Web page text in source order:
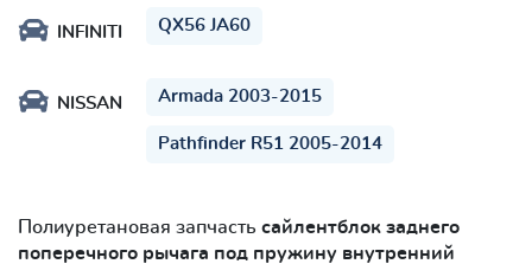
INFINITI QX56 JA60
NISSAN Armada 2003-2015
Pathfinder R51 2005-2014
Полиуретановая запчасть сайлентблок заднего
поперечного рычага под пружину внутренний